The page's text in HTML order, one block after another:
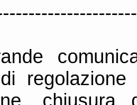
regolazione
chiusura